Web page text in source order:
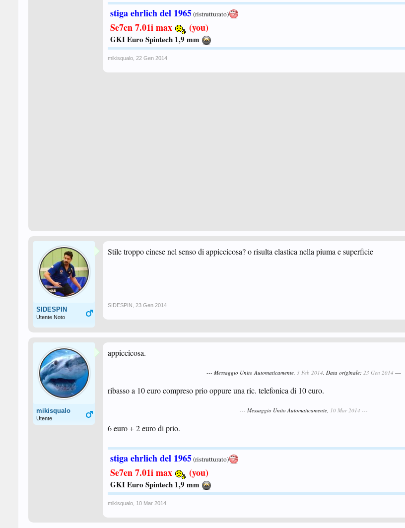
stiga ehrlich del 1965(ristrutturato)
Se7en 7.01i max (you)
GKI Euro Spintech 1,9 mm
mikisqualo 22 Gen 2014
SIDESPIN
Utente Noto
Stile troppo cinese nel senso di appiccicosa? o risulta elastica nella piuma e superficie
SIDESPIN 23 Gen 2014
mikisqualo
Utente
appiccicosa.
--- Messaggio Unito Automaticamente, 3 Feb 2014, Data originale: 23 Gen 2014 ---
ribasso a 10 euro compreso prio oppure una ric. telefonica di 10 euro.
--- Messaggio Unito Automaticamente, 10 Mar 2014 ---
6 euro + 2 euro di prio.
stiga ehrlich del 1965(ristrutturato)
Se7en 7.01i max (you)
GKI Euro Spintech 1,9 mm
mikisqualo 10 Mar 2014